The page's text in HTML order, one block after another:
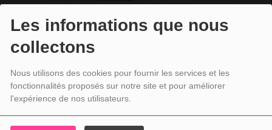
Les informations que nous
collectons
Nous utilisons des cookies pour fournir les services et les
fonctionnalités proposés sur notre site et pour améliorer
l'expérience de nos utilisateurs.